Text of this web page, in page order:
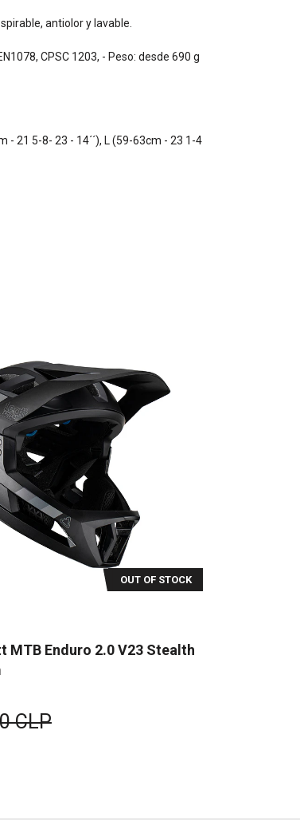
antiolor y lavable.
CPSC 1203, - Peso: desde 690 g
- 21 5-8- 23 - 14´´), L (59-63cm - 23 1-4
OUT OF STOCK
MTB Enduro 2.0 V23 Stealth
CLP